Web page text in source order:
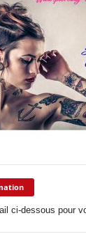
ci-dessous pour